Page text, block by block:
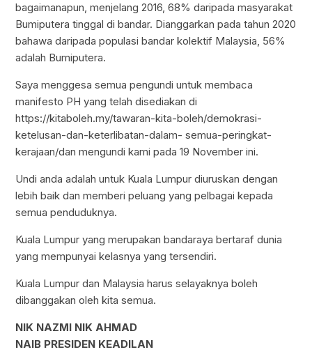
bagaimanapun, menjelang 2016, 68% daripada masyarakat
Bumiputera tinggal di bandar. Dianggarkan pada tahun 2020
bahawa daripada populasi bandar kolektif Malaysia, 56%
adalah Bumiputera.
Saya menggesa semua pengundi untuk membaca
manifesto PH yang telah disediakan di
https://kitaboleh.my/tawaran-kita-boleh/demokrasi-
ketelusan-dan-keterlibatan-dalam- semua-peringkat-
kerajaan/dan mengundi kami pada 19 November ini.
Undi anda adalah untuk Kuala Lumpur diuruskan dengan
lebih baik dan memberi peluang yang pelbagai kepada
semua penduduknya.
Kuala Lumpur yang merupakan bandaraya bertaraf dunia
yang mempunyai kelasnya yang tersendiri.
Kuala Lumpur dan Malaysia harus selayaknya boleh
dibanggakan oleh kita semua.
NIK NAZMI NIK AHMAD
NAIB PRESIDEN KEADILAN